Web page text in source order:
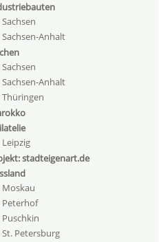
Sachsen
Sachsen-Anhalt
Sachsen
Sachsen-Anhalt
Thüringen
Leipzig
stadteigenart.de
Moskau
Peterhof
Puschkin
St. Petersburg